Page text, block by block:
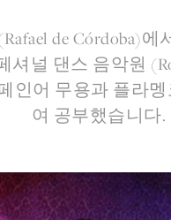
de Córdoba)
널 댄스 음악원
인어 무용과 플라
여 공부했습니다.